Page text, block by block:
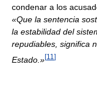
condenar a los
«Que la sentencia
la estabilidad del
repudiables, significa
Estado.»[11 ]